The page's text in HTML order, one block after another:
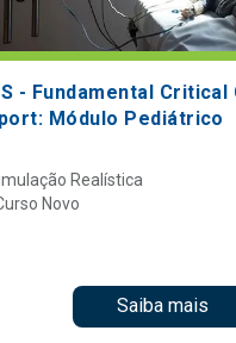
- Fundamental Critical
Módulo Pediátrico
Realística
Novo
Saiba mais